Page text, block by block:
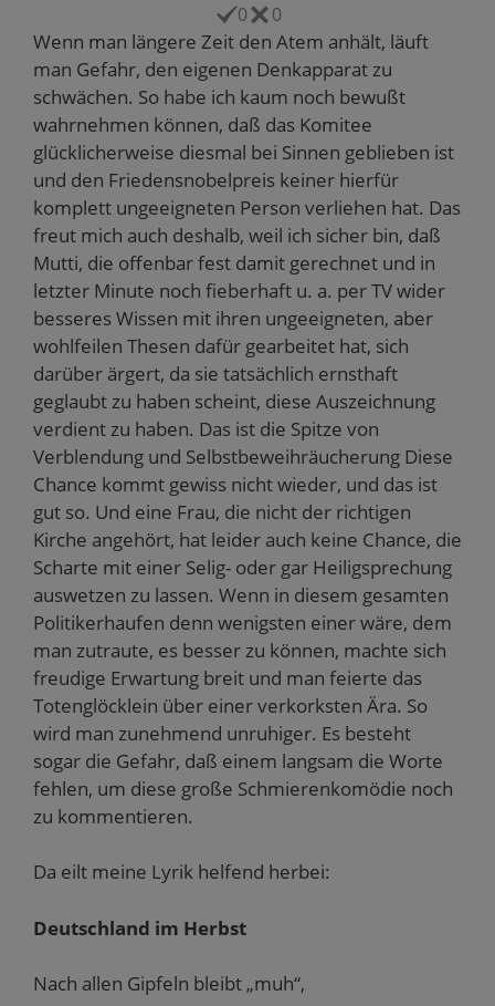
0 0
Wenn man längere Zeit den Atem anhält, läuft
man Gefahr, den eigenen Denkapparat zu
schwächen. So habe ich kaum noch bewußt
wahrnehmen können, daß das Komitee
glücklicherweise diesmal bei Sinnen geblieben ist
und den Friedensnobelpreis keiner hierfür
komplett ungeeigneten Person verliehen hat. Das
freut mich auch deshalb, weil ich sicher bin, daß
Mutti, die offenbar fest damit gerechnet und in
letzter Minute noch fieberhaft u. a. per TV wider
besseres Wissen mit ihren ungeeigneten, aber
wohlfeilen Thesen dafür gearbeitet hat, sich
darüber ärgert, da sie tatsächlich ernsthaft
geglaubt zu haben scheint, diese Auszeichnung
verdient zu haben. Das ist die Spitze von
Verblendung und Selbstbeweihräucherung Diese
Chance kommt gewiss nicht wieder, und das ist
gut so. Und eine Frau, die nicht der richtigen
Kirche angehört, hat leider auch keine Chance, die
Scharte mit einer Selig- oder gar Heiligsprechung
auswetzen zu lassen. Wenn in diesem gesamten
Politikerhaufen denn wenigsten einer wäre, dem
man zutraute, es besser zu können, machte sich
freudige Erwartung breit und man feierte das
Totenglöcklein über einer verkorksten Ära. So
wird man zunehmend unruhiger. Es besteht
sogar die Gefahr, daß einem langsam die Worte
fehlen, um diese große Schmierenkomödie noch
zu kommentieren.
Da eilt meine Lyrik helfend herbei:
Deutschland im Herbst
Nach allen Gipfeln bleibt „muh“,